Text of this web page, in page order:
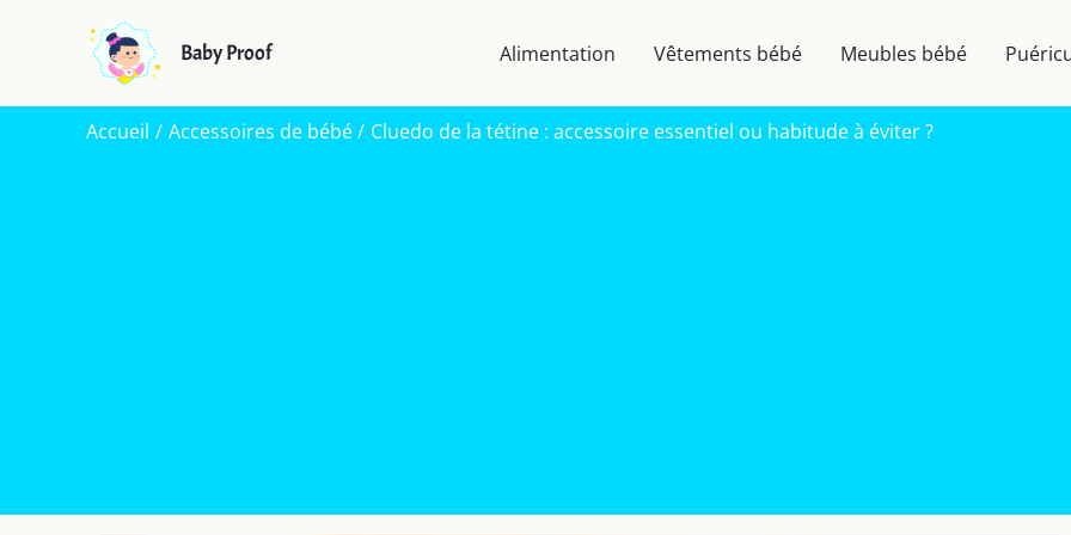
Baby Proof Alimentation Vêtements bébé Meubles bébé
Accueil Accessoires de bébé Cluedo de la tétine : accessoire essentiel ou habitude à éviter ?